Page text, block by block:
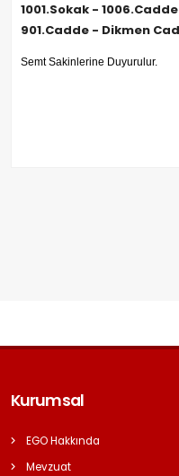
1001.Sokak -
901.Cadde - Dikmen
Semt Sakinlerine Duyurulur.
Kurumsal
EGO Hakkında
Mevzuat